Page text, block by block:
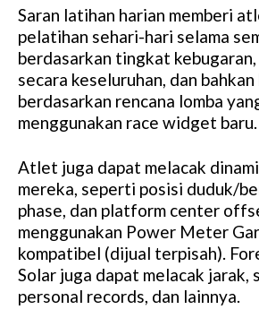
Saran latihan harian memberi
pelatihan sehari-hari selama
berdasarkan tingkat
secara keseluruhan, dan
berdasarkan rencana lomba
menggunakan race widget baru.
Atlet juga dapat melacak
mereka, seperti posisi duduk/
phase, dan platform center
menggunakan Power Meter
kompatibel (dijual terpisah).
Solar juga dapat melacak jarak,
personal records, dan lainnya.